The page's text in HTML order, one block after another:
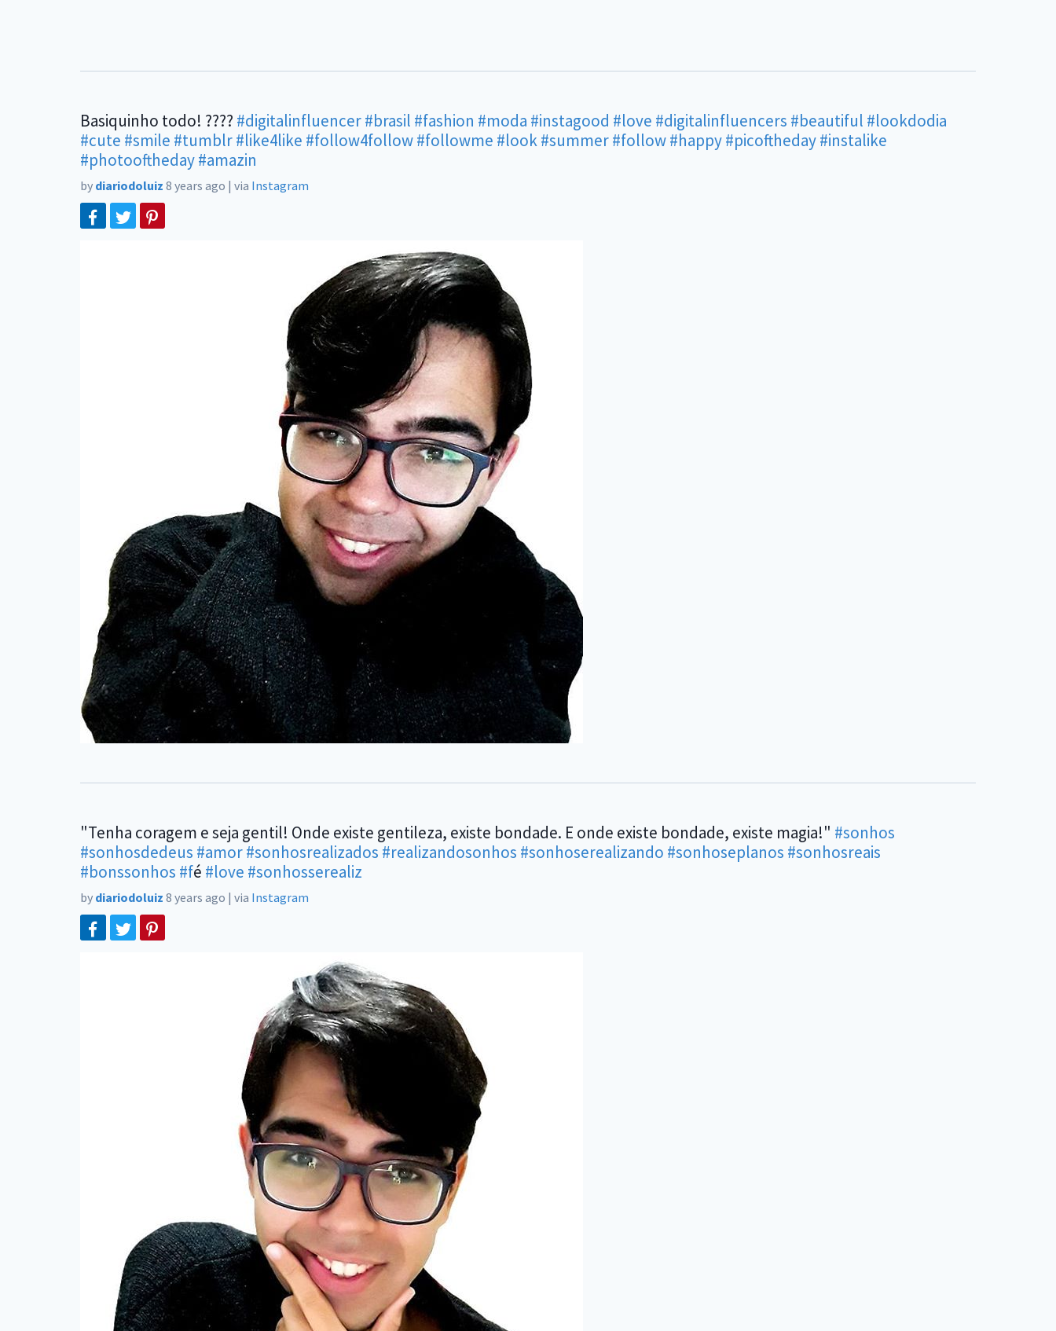
Basiquinho todo! ???? #digitalinfluencer#brasil #fashion #moda #instagood #love #digitalinfluencers #beautiful #lookdodia
#cute #smile #tumblr#like4like #follow4follow#followme #look#summer#follow#happy#picoftheday#instalike
#photooftheday#amazin
by diariodoluiz 8 years ago | via Instagram
"Tenha coragem e seja gentil! Onde existe gentileza, existe bondade. E onde existe bondade, existe magia!" #sonhos
#sonhosdedeus #amor#sonhosrealizados #realizandosonhos #sonhoserealizando #sonhoseplanos #sonhosreais
#bonssonhos #fé #love #sonhosserealiz
by diariodoluiz 8 years ago | via Instagram